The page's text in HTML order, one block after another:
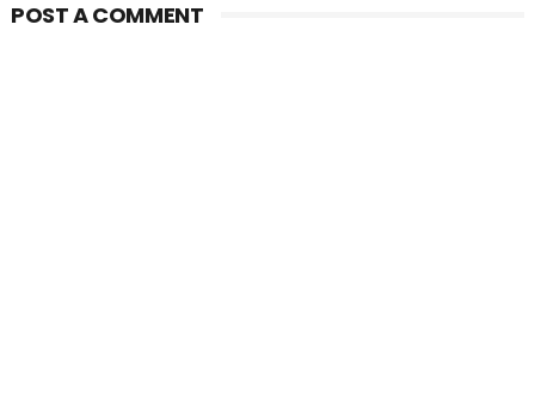
POST A COMMENT